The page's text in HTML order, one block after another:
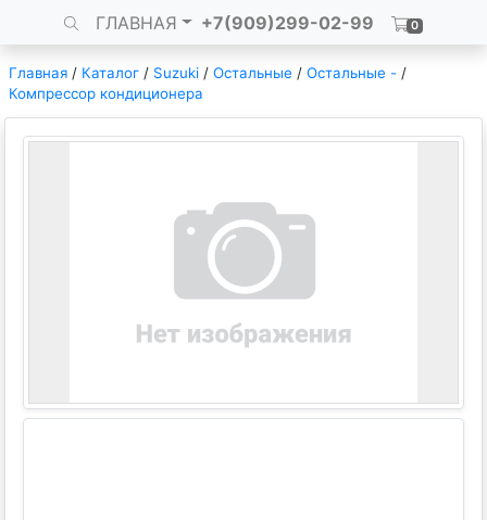
ГЛАВНАЯ +7(909)299-02-99 0
Главная / Каталог / Suzuki / Остальные / Остальные - /
Компрессор кондиционера